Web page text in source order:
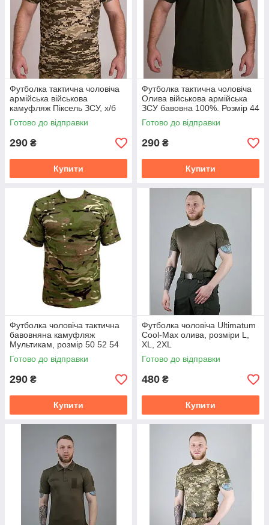
Футболка тактична чоловіча
армійська військова
камуфляж Піксель ЗСУ, х/б
100%. Розміри 44 46 48 50 52
54
Готово до відправки
290 ₴
Купити
Футболка тактична чоловіча
Олива військова армійська
ЗСУ бавовна 100%. Розмір 44
46 48 50 52 54
Готово до відправки
290 ₴
Купити
Футболка чоловіча тактична
бавовняна камуфляж
Мультикам, розмір 50 52 54
56 58
Готово до відправки
290 ₴
Купити
Футболка чоловіча Ultimatum
Cool-Max олива, розміри L,
XL, 2XL
Готово до відправки
480 ₴
Купити